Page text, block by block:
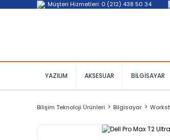
Müşteri Hizmetleri: 0 (212) 438 50 34
YAZILIM AKSESUAR BILGISAYAR
Bilişim Teknoloji Ürünleri Bilgisayar